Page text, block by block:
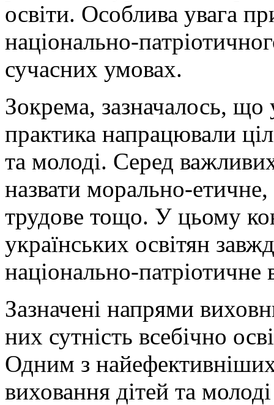
освіти. Особлива увага
національно-
сучасних умовах.
Зокрема, зазначалось, що
практика напрацювали
та молоді. Серед
назвати морально-етичне,
трудове тощо. У цьому
українських освітян
національно-патріотичне
Зазначені напрями
них сутність всебічно
Одним з
виховання дітей та